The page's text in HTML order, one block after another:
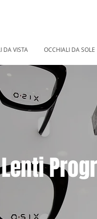
DA VISTA OCCHIALI DA SOLE
Lenti